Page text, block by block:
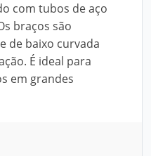
com tubos de aço
braços são
de baixo curvada
É ideal para
em grandes